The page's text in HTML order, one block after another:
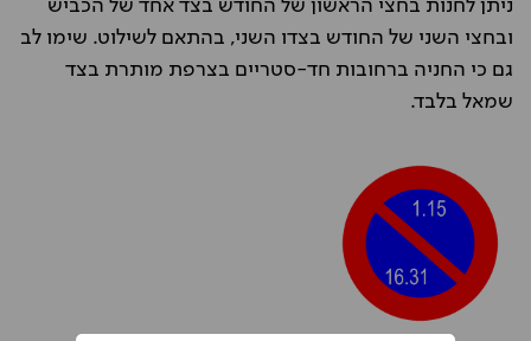
ניתן לחנות בחצי הראשון של החודש בצד אחד של הכביש
ובחצי השני של החודש בצדו השני, בהתאם לשילוט. שימו לב
גם כי החניה ברחובות חד-סטריים בצרפת מותרת בצד
שמאל בלבד.